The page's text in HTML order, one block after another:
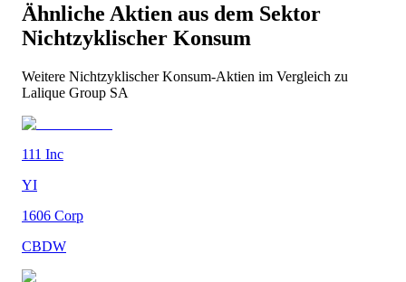
Ähnliche Aktien aus dem Sektor
Nichtzyklischer Konsum
Weitere Nichtzyklischer Konsum-Aktien im Vergleich zu
Lalique Group SA
111 Inc
YI
1606 Corp
CBDW